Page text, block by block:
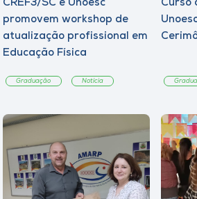
CREF3/SC e Unoesc
promovem workshop de
atualização profissional em
Educação Física
Graduação Notícia
Curso